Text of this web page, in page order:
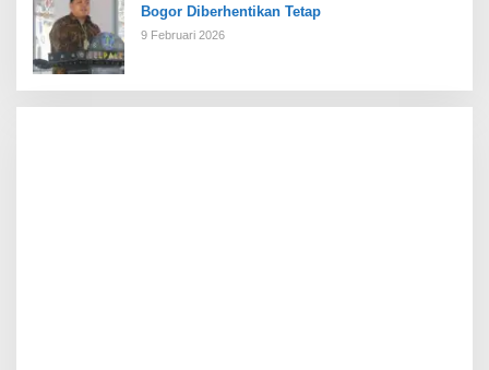
Bogor Diberhentikan Tetap
9 Februari 2026